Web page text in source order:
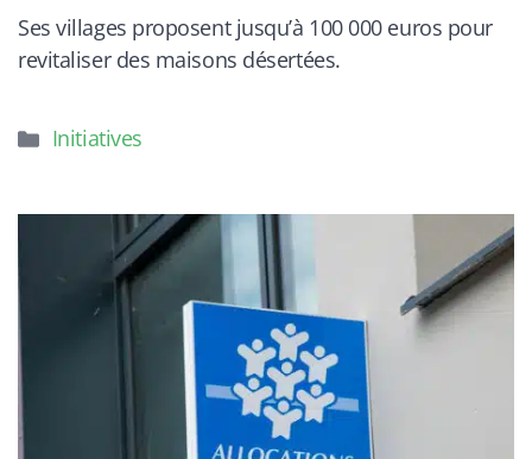
Ses villages proposent jusqu’à 100 000 euros pour
revitaliser des maisons désertées.
Catégories
Initiatives